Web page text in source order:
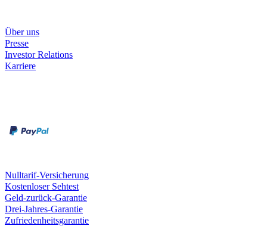
Über uns
Presse
Investor Relations
Karriere
Nulltarif-Versicherung
Kostenloser Sehtest
Geld-zurück-Garantie
Drei-Jahres-Garantie
Zufriedenheitsgarantie